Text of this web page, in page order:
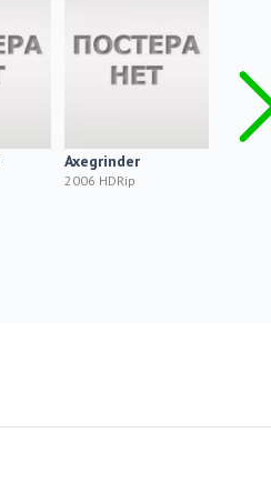
Axegrinder
2006 HDRip